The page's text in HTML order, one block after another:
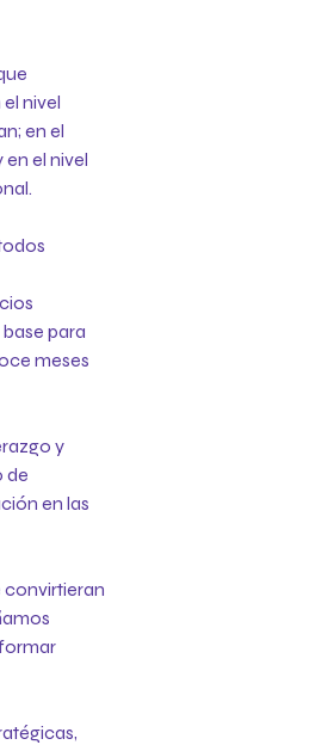
nivel
en el
el nivel
para
meses
y
de
en las
convirtieran